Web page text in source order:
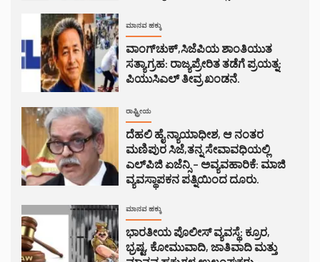
ಮಾನವ ಹಕ್ಕು
ವಾಂಗ್‌ಚುಕ್,ಸಿಜೆಪಿಯ ಶಾಂತಿಯುತ
ಸತ್ಯಾಗ್ರಹ: ರಾಜ್ಯಪ್ರೇರಿತ ತಡೆಗೆ ಪ್ರಯತ್ನ:
ಪಿಯುಸಿಎಲ್ ತೀವ್ರ ಖಂಡನೆ.
ರಾಷ್ಟ್ರೀಯ
ದೆಹಲಿ ಹೈ ನ್ಯಾಯಾಧೀಶ, ಆ ನಂತರ
ಮಣಿಪುರ ಸಿಜೆ,ತನ್ನ ಸೇವಾವಧಿಯಲ್ಲಿ
ಎಲ್‌ಪಿಜಿ ಏಜೆನ್ಸಿ – ಅವ್ಯವಹಾರಿಕೆ: ಮಾಜಿ
ವ್ಯವಸ್ಥಾಪಕನ ಪತ್ನಿಯಿಂದ ದೂರು.
ಮಾನವ ಹಕ್ಕು
ಭಾರತೀಯ ಪೊಲೀಸ್ ವ್ಯವಸ್ಥೆ: ಕ್ರೂರ,
ಭ್ರಷ್ಟ, ಕೋಮುವಾದಿ, ಜಾತಿವಾದಿ ಮತ್ತು